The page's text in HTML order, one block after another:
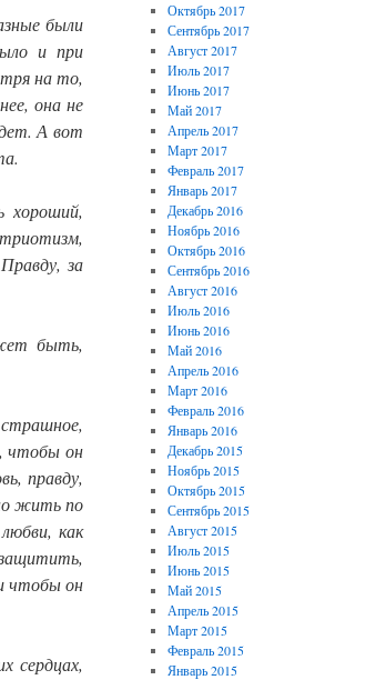
были
и при
на то,
она не
А вот
хороший,
за
быть,
чтобы он
правду,
жить по
как
чтобы он
сердцах,
Октябрь 2017
Сентябрь 2017
Август 2017
Июль 2017
Июнь 2017
Май 2017
Апрель 2017
Март 2017
Февраль 2017
Январь 2017
Декабрь 2016
Ноябрь 2016
Октябрь 2016
Сентябрь 2016
Август 2016
Июль 2016
Июнь 2016
Май 2016
Апрель 2016
Март 2016
Февраль 2016
Январь 2016
Декабрь 2015
Ноябрь 2015
Октябрь 2015
Сентябрь 2015
Август 2015
Июль 2015
Июнь 2015
Май 2015
Апрель 2015
Март 2015
Февраль 2015
Январь 2015